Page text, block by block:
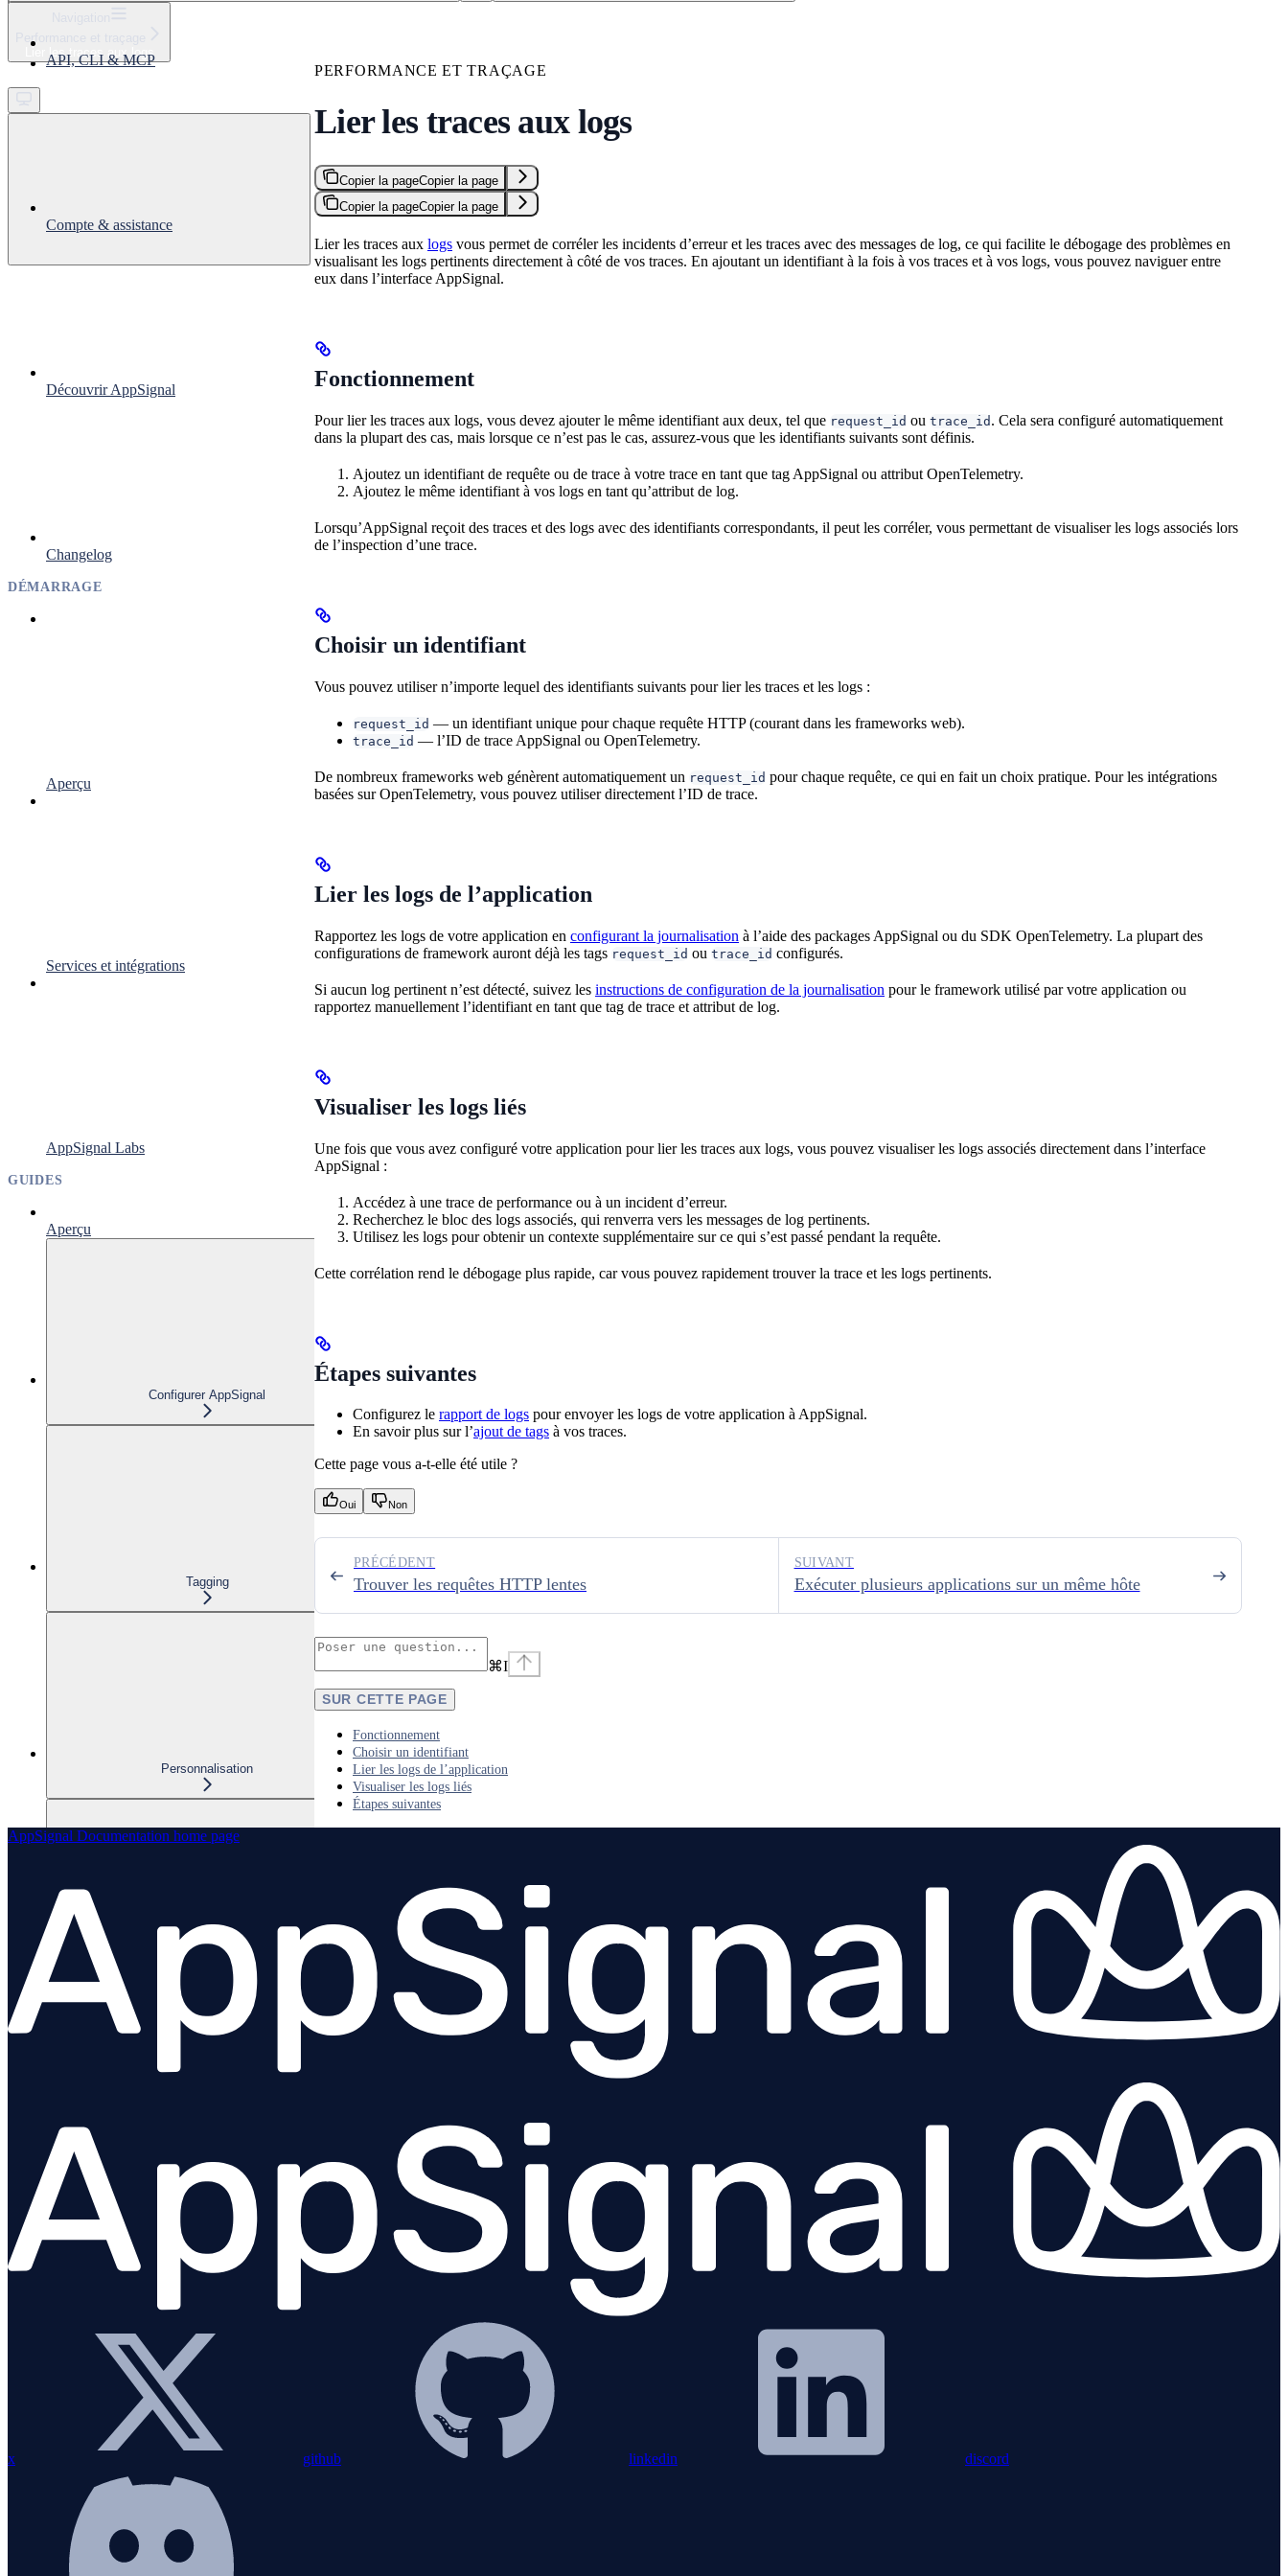
Get started
Performance et traçage
Lier les traces aux logs
API, CLI & MCP
Compte & assistance
Découvrir AppSignal
Changelog
DÉMARRAGE
Aperçu
Services et intégrations
AppSignal Labs
GUIDES
Aperçu
Configurer AppSignal
Tagging
Personnalisation
Filtrer les données d'application
Trouver les requêtes lentes
Trouver les requêtes lentes
Lier les traces aux logs
Gestion des applications
PERFORMANCE ET TRAÇAGE
Lier les traces aux logs
Copier la pageCopier la page
Copier la pageCopier la page
Lier les traces aux logs vous permet de corréler les incidents d’erreur et les traces avec des messages de log, ce qui facilite le débogage des problèmes en
visualisant les logs pertinents directement à côté de vos traces. En ajoutant un identifiant à la fois à vos traces et à vos logs, vous pouvez naviguer entre
eux dans l’interface AppSignal.
Fonctionnement
Pour lier les traces aux logs, vous devez ajouter le même identifiant aux deux, tel que request_id ou trace_id . Cela sera configuré automatiquement
dans la plupart des cas, mais lorsque ce n’est pas le cas, assurez-vous que les identifiants suivants sont définis.
Ajoutez un identifiant de requête ou de trace à votre trace en tant que tag AppSignal ou attribut OpenTelemetry.
Ajoutez le même identifiant à vos logs en tant qu’attribut de log.
Lorsqu’AppSignal reçoit des traces et des logs avec des identifiants correspondants, il peut les corréler, vous permettant de visualiser les logs associés lors
de l’inspection d’une trace.
Choisir un identifiant
Vous pouvez utiliser n’importe lequel des identifiants suivants pour lier les traces et les logs :
request_id — un identifiant unique pour chaque requête HTTP (courant dans les frameworks web).
trace_id — l’ID de trace AppSignal ou OpenTelemetry.
De nombreux frameworks web génèrent automatiquement un request_id pour chaque requête, ce qui en fait un choix pratique. Pour les intégrations
basées sur OpenTelemetry, vous pouvez utiliser directement l’ID de trace.
Lier les logs de l’application
Rapportez les logs de votre application en configurant la journalisation à l’aide des packages AppSignal ou du SDK OpenTelemetry. La plupart des
configurations de framework auront déjà les tags request_id ou trace_id configurés.
Si aucun log pertinent n’est détecté, suivez les instructions de configuration de la journalisation pour le framework utilisé par votre application ou
rapportez manuellement l’identifiant en tant que tag de trace et attribut de log.
Visualiser les logs liés
Une fois que vous avez configuré votre application pour lier les traces aux logs, vous pouvez visualiser les logs associés directement dans l’interface
AppSignal :
Accédez à une trace de performance ou à un incident d’erreur.
Recherchez le bloc des logs associés, qui renverra vers les messages de log pertinents.
Utilisez les logs pour obtenir un contexte supplémentaire sur ce qui s’est passé pendant la requête.
Cette corrélation rend le débogage plus rapide, car vous pouvez rapidement trouver la trace et les logs pertinents.
Étapes suivantes
Configurez le rapport de logs pour envoyer les logs de votre application à AppSignal.
En savoir plus sur l’ajout de tags à vos traces.
Cette page vous a-t-elle été utile ?
Oui Non
Trouver les requêtes HTTP lentes
PRÉCÉDENT
Exécuter plusieurs applications sur un même hôte
SUIVANT
⌘I
SUR CETTE PAGE
Fonctionnement
Choisir un identifiant
Lier les logs de l’application
Visualiser les logs liés
Étapes suivantes
AppSignal Documentation home page
x github linkedin discord